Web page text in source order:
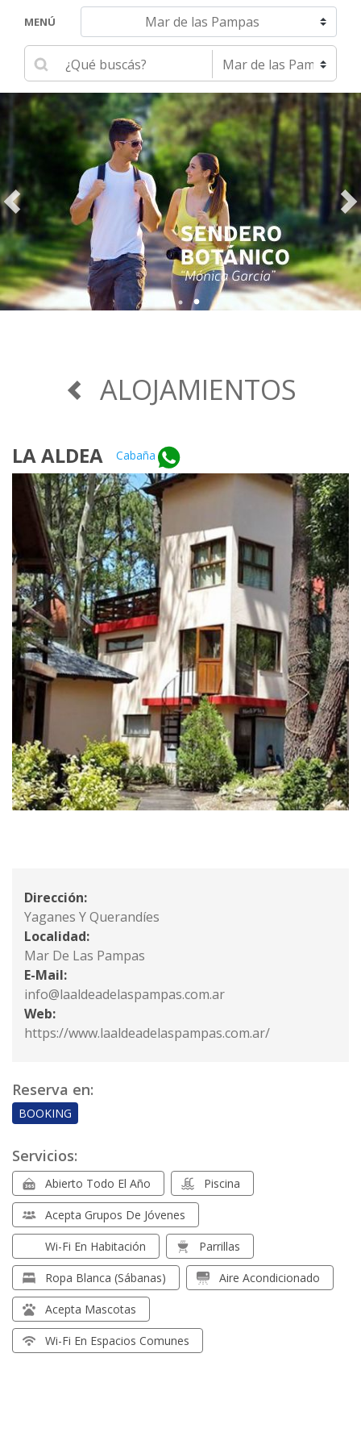
MENÚ Navegar hacia otra localidad
Ingrese su búsqueda Seleccione una localidad
ALOJAMIENTOS
LA ALDEA Cabaña
Dirección:
Yaganes Y Querandíes
Localidad:
Mar De Las Pampas
E-Mail:
info@laaldeadelaspampas.com.ar
Web:
https://www.laaldeadelaspampas.com.ar/
Reserva en:
BOOKING
Servicios:
Abierto Todo El Año Piscina
Acepta Grupos De Jóvenes
Wi-Fi En Habitación Parrillas
Ropa Blanca (sábanas) Aire Acondicionado
Acepta Mascotas
Wi-Fi En Espacios Comunes